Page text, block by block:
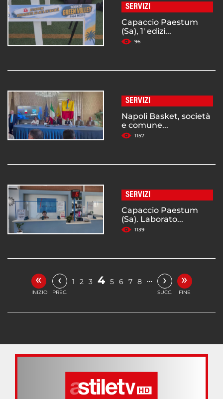
SERVIZI
Capaccio Paestum
(Sa), 1' edizi...
96
SERVIZI
Napoli Basket, società
e comune...
1157
SERVIZI
Capaccio Paestum
(Sa). Laborato...
1139
«
INIZIO
‹
PREC.
1 2 3 4 5 6 7 8 … ›
SUCC.
»
FINE